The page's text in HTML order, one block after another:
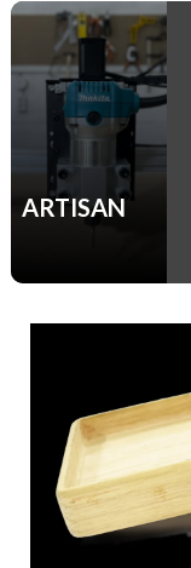
ARTISAN